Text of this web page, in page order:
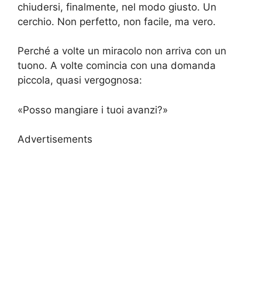
chiudersi, finalmente, nel modo giusto. Un
cerchio. Non perfetto, non facile, ma vero.
Perché a volte un miracolo non arriva con un
tuono. A volte comincia con una domanda
piccola, quasi vergognosa:
«Posso mangiare i tuoi avanzi?»
Advertisements